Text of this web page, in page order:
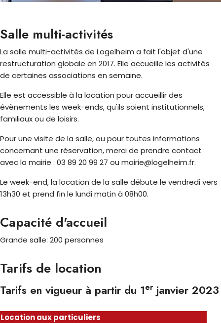
Salle multi-activités
La salle multi-activités de Logelheim a fait l'objet d'une
restructuration globale en 2017. Elle accueille les activités
de certaines associations en semaine.
Elle est accessible à la location pour accueillir des
évènements les week-ends, qu'ils soient institutionnels,
familiaux ou de loisirs.
Pour une visite de la salle, ou pour toutes informations
concernant une réservation, merci de prendre contact
avec la mairie : 03 89 20 99 27 ou mairie@logelheim.fr.
Le week-end, la location de la salle débute le vendredi vers
13h30 et prend fin le lundi matin à 08h00.
Capacité d'accueil
Grande salle: 200 personnes
Tarifs de location
Tarifs en vigueur à partir du 1erjanvier 2023
Location aux particuliers